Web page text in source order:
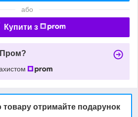
або
Купити з
Пром?
товару отримайте подарунок